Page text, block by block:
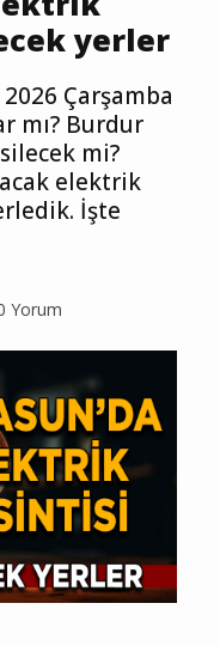
yerler
Çarşamba
mı? Burdur
mi?
elektrik
İşte
Yorum